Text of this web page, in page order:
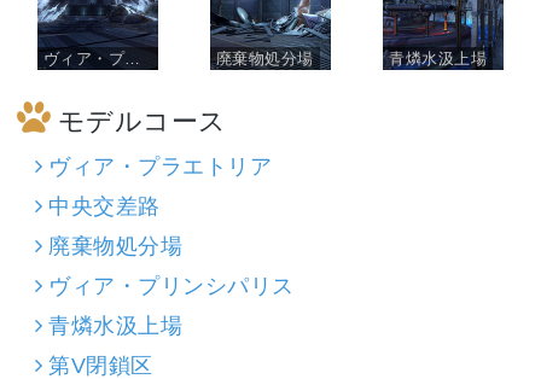
ヴィア・プラエトリア 廃棄物処分場 青燐水汲上場
モデルコース
ヴィア・プラエトリア
中央交差路
廃棄物処分場
ヴィア・プリンシパリス
青燐水汲上場
第V閉鎖区